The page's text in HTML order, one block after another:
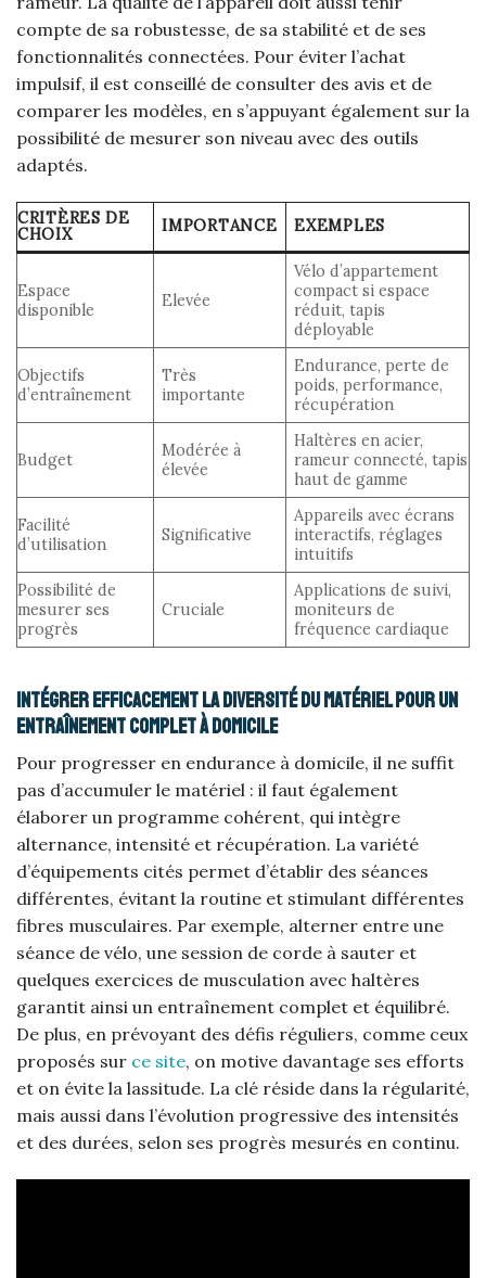
compte de sa robustesse, de sa stabilité et de ses
fonctionnalités connectées. Pour éviter l’achat
impulsif, il est conseillé de consulter des avis et de
comparer les modèles, en s’appuyant également sur la
possibilité de mesurer son niveau avec des outils
adaptés.
CRITÈRES DE
CHOIX
IMPORTANCE EXEMPLES
Espace
disponible
Elevée
Vélo d’appartement
compact si espace
réduit, tapis
déployable
Objectifs
d’entraînement
Très
importante
Endurance, perte de
poids, performance,
récupération
Budget
Modérée à
élevée
Haltères en acier,
rameur connecté, tapis
haut de gamme
Facilité
d’utilisation
Significative
Appareils avec écrans
interactifs, réglages
intuitifs
Possibilité de
mesurer ses
progrès
Cruciale
Applications de suivi,
moniteurs de
fréquence cardiaque
Intégrer efficacement la diversité du matériel pour un
entraînement complet à domicile
Pour progresser en endurance à domicile, il ne suffit
pas d’accumuler le matériel : il faut également
élaborer un programme cohérent, qui intègre
alternance, intensité et récupération. La variété
d’équipements cités permet d’établir des séances
différentes, évitant la routine et stimulant différentes
fibres musculaires. Par exemple, alterner entre une
séance de vélo, une session de corde à sauter et
quelques exercices de musculation avec haltères
garantit ainsi un entraînement complet et équilibré.
De plus, en prévoyant des défis réguliers, comme ceux
proposés sur ce site, on motive davantage ses efforts
et on évite la lassitude. La clé réside dans la régularité,
mais aussi dans l’évolution progressive des intensités
et des durées, selon ses progrès mesurés en continu.